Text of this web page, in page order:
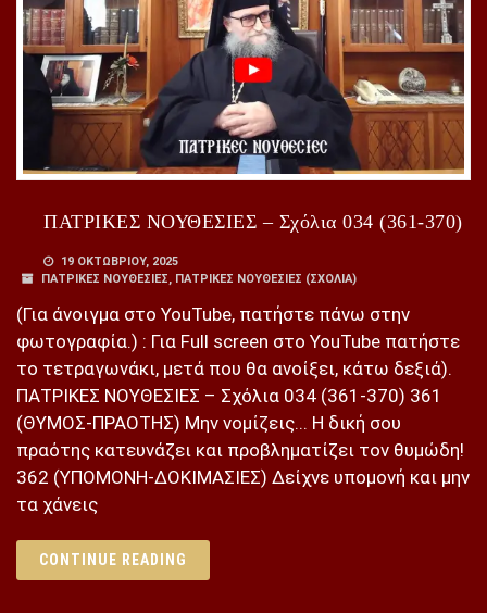
ΠΑΤΡΙΚΕΣ ΝΟΥΘΕΣΙΕΣ – Σχόλια 034 (361-370)
19 ΟΚΤΩΒΡΊΟΥ, 2025
ΠΑΤΡΙΚΕΣ ΝΟΥΘΕΣΙΕΣ, ΠΑΤΡΙΚΕΣ ΝΟΥΘΕΣΙΕΣ (ΣΧΌΛΙΑ)
(Για άνοιγμα στο YouTube, πατήστε πάνω στην
φωτογραφία.) : Για Full screen στο YouTube πατήστε
το τετραγωνάκι, μετά που θα ανοίξει, κάτω δεξιά).
ΠΑΤΡΙΚΕΣ ΝΟΥΘΕΣΙΕΣ – Σχόλια 034 (361-370) 361
(ΘΥΜΟΣ-ΠΡΑΟΤΗΣ) Μην νομίζεις... Η δική σου
πραότης κατευνάζει και προβληματίζει τον θυμώδη!
362 (ΥΠΟΜΟΝΗ-ΔΟΚΙΜΑΣΙΕΣ) Δείχνε υπομονή και μην
τα χάνεις
CONTINUE READING